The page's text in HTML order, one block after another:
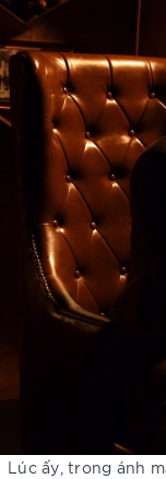
Lúc ấy, trong ánh